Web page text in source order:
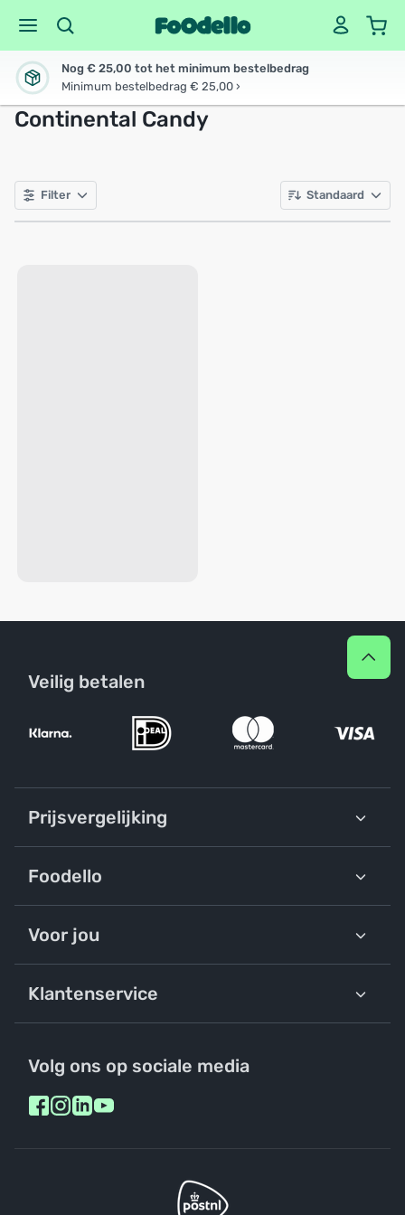
Nog € 25,00 tot het minimum bestelbedrag
Minimum bestelbedrag € 25,00 ›
Continental Candy
Filter Standaard
Veilig betalen
Prijsvergelijking
Foodello
Voor jou
Klantenservice
Volg ons op sociale media